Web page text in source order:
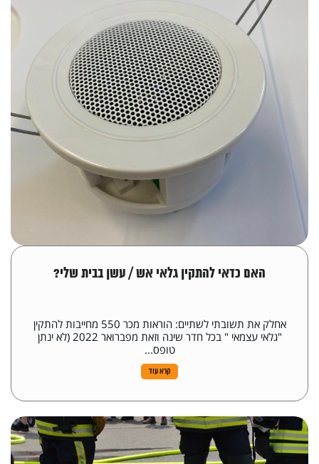
האם כדאי להתקין גלאי אש / עשן בבית שלי?
אחלק את תשובתי לשתיים: הוראות מכר 550 מחייבות להתקין
"גלאי עצמאי " בכל חדר שינה וזאת מפברואר 2022 (לא ינתן
טופס...
קרא עוד